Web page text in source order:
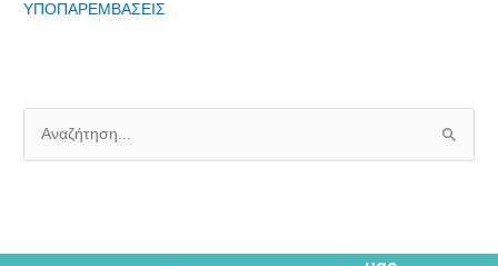
ΥΠΟΠΑΡΕΜΒΑΣΕΙΣ
εδω για να
λαμβάνεται
όλα τα νέα